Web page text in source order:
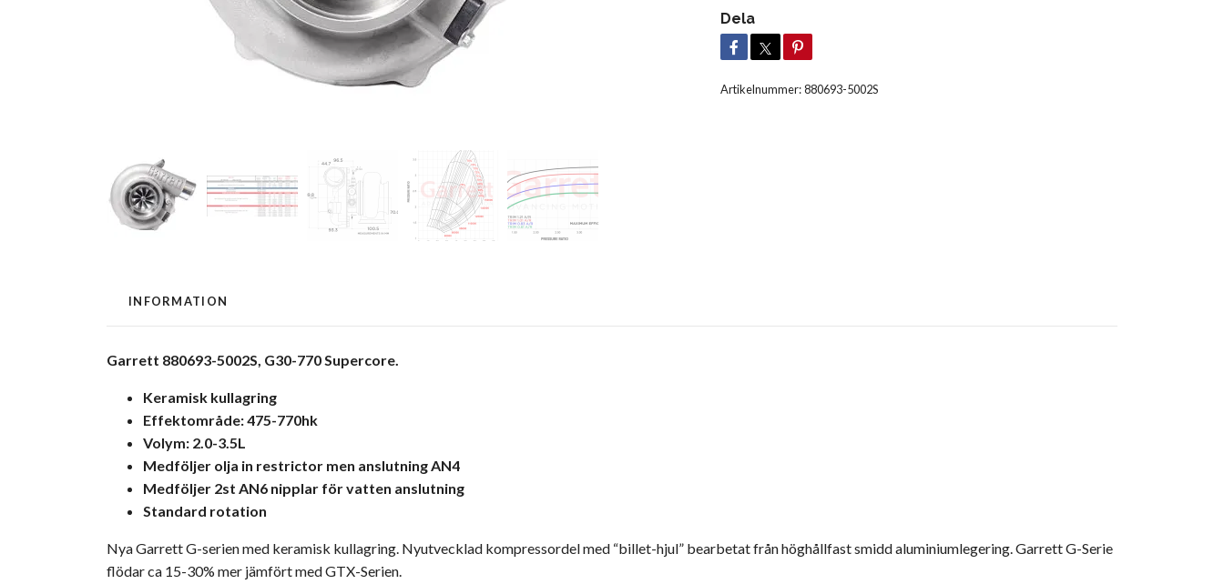
Dela
Artikelnummer:880693-5002S
INFORMATION
Garrett 880693-5002S, G30-770 Supercore.
Keramisk kullagring
Effektområde: 475-770hk
Volym: 2.0-3.5L
Medföljer olja in restrictor men anslutning AN4
Medföljer 2st AN6 nipplar för vatten anslutning
Standard rotation
Nya Garrett G-serien med keramisk kullagring. Nyutvecklad kompressordel med “billet-hjul” bearbetat från höghållfast smidd aluminiumlegering. Garrett G-Serie
flödar ca 15-30% mer jämfört med GTX-Serien.